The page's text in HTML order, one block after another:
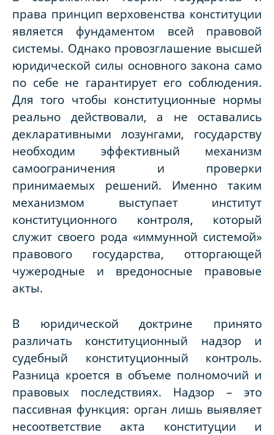
права принцип верховенства конституции
является фундаментом всей правовой
системы. Однако провозглашение высшей
юридической силы основного закона само
по себе не гарантирует его соблюдения.
Для того чтобы конституционные нормы
реально действовали, а не оставались
декларативными лозунгами, государству
необходим эффективный механизм
самоограничения и проверки
принимаемых решений. Именно таким
механизмом выступает институт
конституционного контроля, который
служит своего рода «иммунной системой»
правового государства, отторгающей
чужеродные и вредоносные правовые
акты.
В юридической доктрине принято
различать конституционный надзор и
судебный конституционный контроль.
Разница кроется в объеме полномочий и
правовых последствиях. Надзор – это
пассивная функция: орган лишь выявляет
несоответствие акта конституции и